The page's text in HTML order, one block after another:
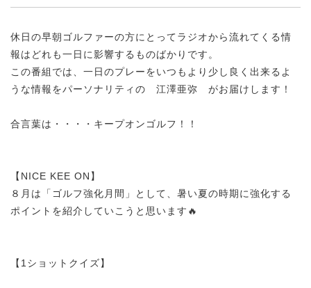
休日の早朝ゴルファーの方にとってラジオから流れてくる情
報はどれも一日に影響するものばかりです。
この番組では、一日のプレーをいつもより少し良く出来るよ
うな情報をパーソナリティの 江澤亜弥 がお届けします！
合言葉は・・・・キープオンゴルフ！！
【NICE KEE ON】
８月は「ゴルフ強化月間」として、暑い夏の時期に強化する
ポイントを紹介していこうと思います🔥
【1ショットクイズ】